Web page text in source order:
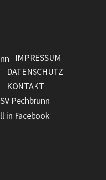
IMPRESSUM
DATENSCHUTZ
KONTAKT
SV Pechbrunn